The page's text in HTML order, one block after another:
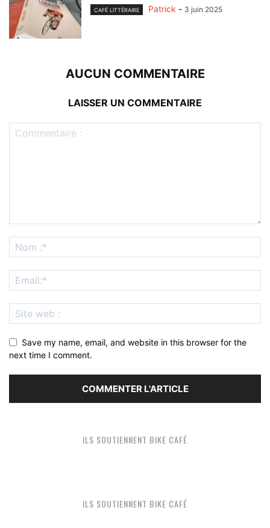
CAFÉ LITTÉRAIRE Patrick - 3 juin 2025
AUCUN COMMENTAIRE
LAISSER UN COMMENTAIRE
Save my name, email, and website in this browser for the
next time I comment.